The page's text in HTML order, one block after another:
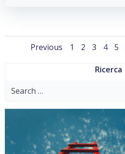
Posts
navigation
Previous
Posts
Page
1 Page
2 Page
3 Page
4 5
Ricerca
Search